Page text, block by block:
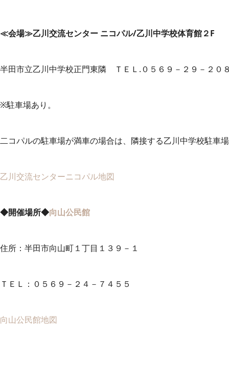
≪会場≫乙川交流センター ニコパル/乙川中学校体育館２F
半田市立乙川中学校正門東隣 ＴＥＬ.０５６９－２９－２０
※駐車場あり。
二コパルの駐車場が満車の場合は、隣接する乙川中学校駐車
乙川交流センターニコパル地図
◆開催場所◆向山公民館
住所：半田市向山町１丁目１３９－１
ＴＥＬ：０５６９－２４－７４５５
向山公民館地図